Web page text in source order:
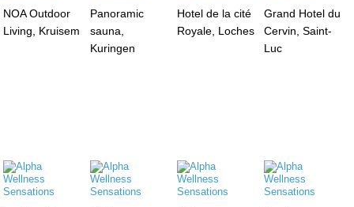
NOA Outdoor
Living, Kruisem
Panoramic
sauna,
Kuringen
Hotel de la cité
Royale, Loches
Grand Hotel du
Cervin, Saint-
Luc